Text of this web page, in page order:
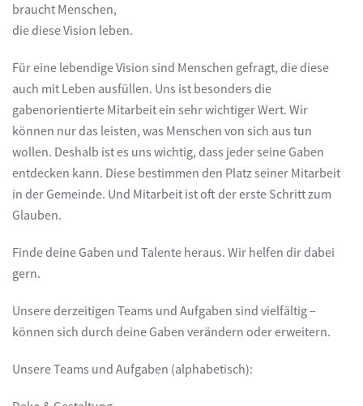
braucht Menschen,
die diese Vision leben.
Für eine lebendige Vision sind Menschen gefragt, die diese
auch mit Leben ausfüllen. Uns ist besonders die
gabenorientierte Mitarbeit ein sehr wichtiger Wert. Wir
können nur das leisten, was Menschen von sich aus tun
wollen. Deshalb ist es uns wichtig, dass jeder seine Gaben
entdecken kann. Diese bestimmen den Platz seiner Mitarbeit
in der Gemeinde. Und Mitarbeit ist oft der erste Schritt zum
Glauben.
Finde deine Gaben und Talente heraus. Wir helfen dir dabei
gern.
Unsere derzeitigen Teams und Aufgaben sind vielfältig –
können sich durch deine Gaben verändern oder erweitern.
Unsere Teams und Aufgaben (alphabetisch):